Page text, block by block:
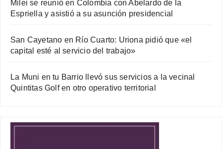
Milei se reunió en Colombia con Abelardo de la
Espriella y asistió a su asunción presidencial
San Cayetano en Río Cuarto: Uriona pidió que «el
capital esté al servicio del trabajo»
La Muni en tu Barrio llevó sus servicios a la vecinal
Quintitas Golf en otro operativo territorial